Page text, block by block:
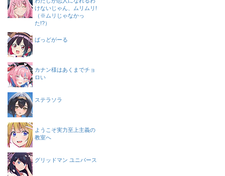
けないじゃん、ムリムリ!
（※ムリじゃなかっ
た!?）
ばっどがーる
カナン様はあくまでチョ
ロい
ステラソラ
ようこそ実力至上主義の
教室へ
グリッドマン ユニバース